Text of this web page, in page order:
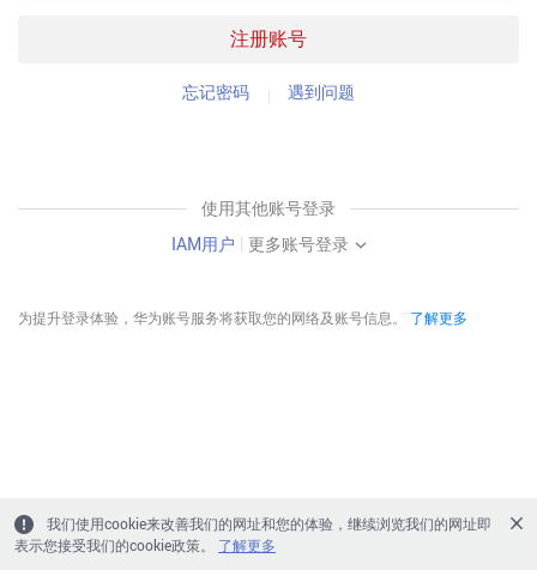
注册账号
忘记密码 遇到问题
使用其他账号登录
IAM用户 | 更多账号登录
为提升登录体验，华为账号服务将获取您的网络及账号信息。 了解更多
我们使用cookie来改善我们的网址和您的体验，继续浏览我们的网址即
表示您接受我们的cookie政策。
了解更多